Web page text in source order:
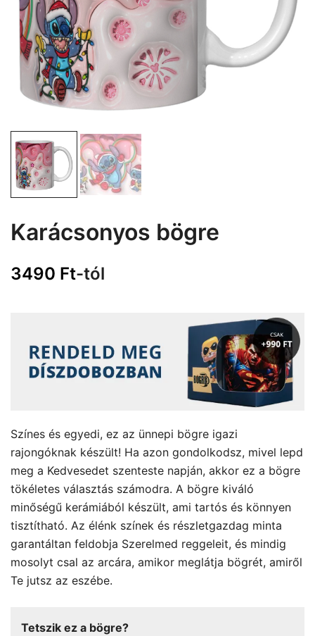
Karácsonyos bögre
3490 Ft-tól
Színes és egyedi, ez az ünnepi bögre igazi
rajongóknak készült! Ha azon gondolkodsz, mivel lepd
meg a Kedvesedet szenteste napján, akkor ez a bögre
tökéletes választás számodra. A bögre kiváló
minőségű kerámiából készült, ami tartós és könnyen
tisztítható. Az élénk színek és részletgazdag minta
garantáltan feldobja Szerelmed reggeleit, és mindig
mosolyt csal az arcára, amikor meglátja bögrét, amiről
Te jutsz az eszébe.
Tetszik ez a bögre?